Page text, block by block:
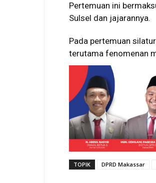
Pertemuan ini
Sulsel dan jajarannya.
Pada pertemuan
terutama fenomenan
TOPIK DPRD Makassar